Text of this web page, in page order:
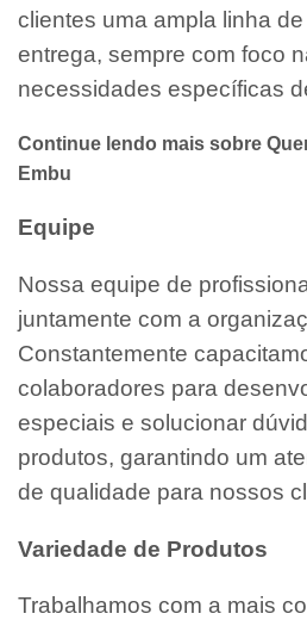
clientes uma ampla linha
entrega, sempre com foco
necessidades específicas
Continue lendo mais sobre
Embu
Equipe
Nossa equipe de
juntamente com a
Constantemente
colaboradores para
especiais e solucionar
produtos, garantindo um
de qualidade para nossos
Variedade de Produtos
Trabalhamos com a mais